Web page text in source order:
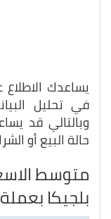
يساعدك
في تحليل
وبالتالي قد
حالة البيع أو
متوسط
بلجيكا